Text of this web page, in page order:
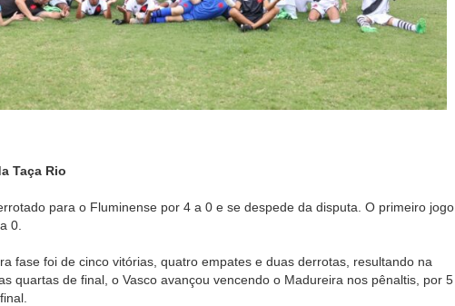
Taça Rio
para o Fluminense por 4 a 0 e se despede da disputa. O primeiro jogo
0.
fase foi de cinco vitórias, quatro empates e duas derrotas, resultando na
quartas de final, o Vasco avançou vencendo o Madureira nos pênaltis, por 5